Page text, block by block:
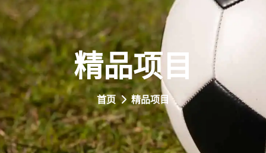
精品项目
首页 精品项目